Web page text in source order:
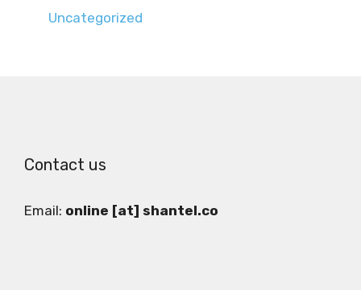
Uncategorized
Contact us
Email: online [at] shantel.co